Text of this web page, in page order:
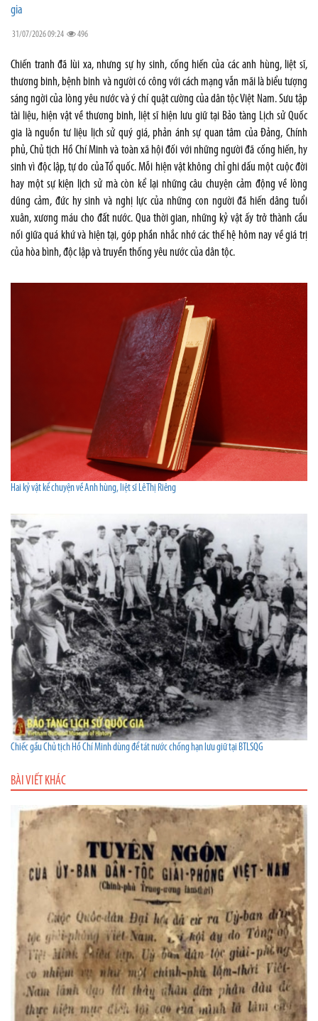
gia
31/07/2026 09:24 496
Chiến tranh đã lùi xa, nhưng sự hy sinh, cống hiến của các anh hùng, liệt sĩ,
thương binh, bệnh binh và người có công với cách mạng vẫn mãi là biểu tượng
sáng ngời của lòng yêu nước và ý chí quật cường của dân tộc Việt Nam. Sưu tập
tài liệu, hiện vật về thương binh, liệt sĩ hiện lưu giữ tại Bảo tàng Lịch sử Quốc
gia là nguồn tư liệu lịch sử quý giá, phản ánh sự quan tâm của Đảng, Chính
phủ, Chủ tịch Hồ Chí Minh và toàn xã hội đối với những người đã cống hiến, hy
sinh vì độc lập, tự do của Tổ quốc. Mỗi hiện vật không chỉ ghi dấu một cuộc đời
hay một sự kiện lịch sử mà còn kể lại những câu chuyện cảm động về lòng
dũng cảm, đức hy sinh và nghị lực của những con người đã hiến dâng tuổi
xuân, xương máu cho đất nước. Qua thời gian, những kỷ vật ấy trở thành cầu
nối giữa quá khứ và hiện tại, góp phần nhắc nhớ các thế hệ hôm nay về giá trị
của hòa bình, độc lập và truyền thống yêu nước của dân tộc.
Hai kỷ vật kể chuyện về Anh hùng, liệt sĩ Lê Thị Riêng
Chiếc gầu Chủ tịch Hồ Chí Minh dùng để tát nước chống hạn lưu giữ tại BTLSQG
BÀI VIẾT KHÁC